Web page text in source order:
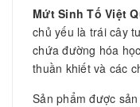
Mứt Sinh Tố Việt
chủ yếu là trái cây
chứa đường hóa
thuần khiết và các
Sản phẩm được